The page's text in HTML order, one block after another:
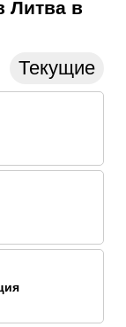
Литва в
Текущие